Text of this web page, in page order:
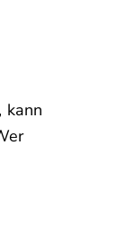
kann